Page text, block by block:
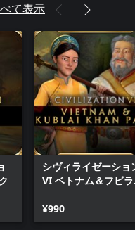
て表示
シヴィライゼーショ
VI ベトナム＆フビラ
¥990